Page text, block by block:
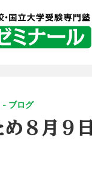
ブログ
８月９